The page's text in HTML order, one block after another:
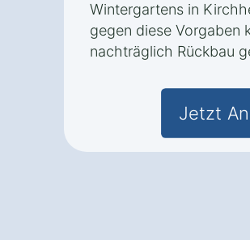
Wintergartens in
gegen diese Vorgaben
nachträglich Rückbau
Jetzt